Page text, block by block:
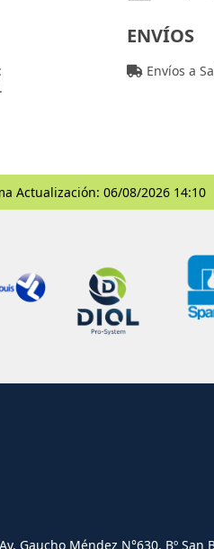
ENVÍOS
Envíos a
Actualización: 06/08/2026 14:10
Gaucho Méndez N°630. Bº San